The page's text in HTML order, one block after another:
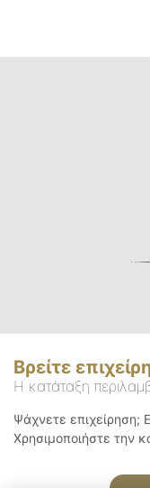
Βρείτε
Η κατάταξη
Ψάχνετε επιχείρηση;
Χρησιμοποιήστε την